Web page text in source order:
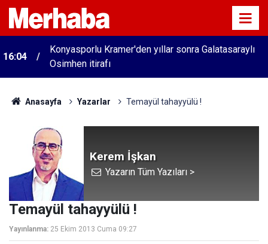
16:04
Konyasporlu Kramer'den yıllar sonra Galatasaraylı
Osimhen itirafı
Anasayfa Yazarlar Temayül tahayyülü !
Kerem İşkan
Yazarın Tüm Yazıları >
Temayül tahayyülü !
Yayınlanma: 25 Ekim 2013 Cuma 09:27